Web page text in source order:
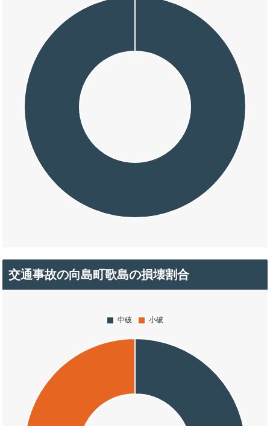
交通事故の向島町歌島の損壊割合